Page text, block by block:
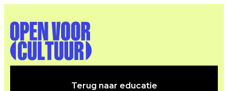
Terug naar educatie